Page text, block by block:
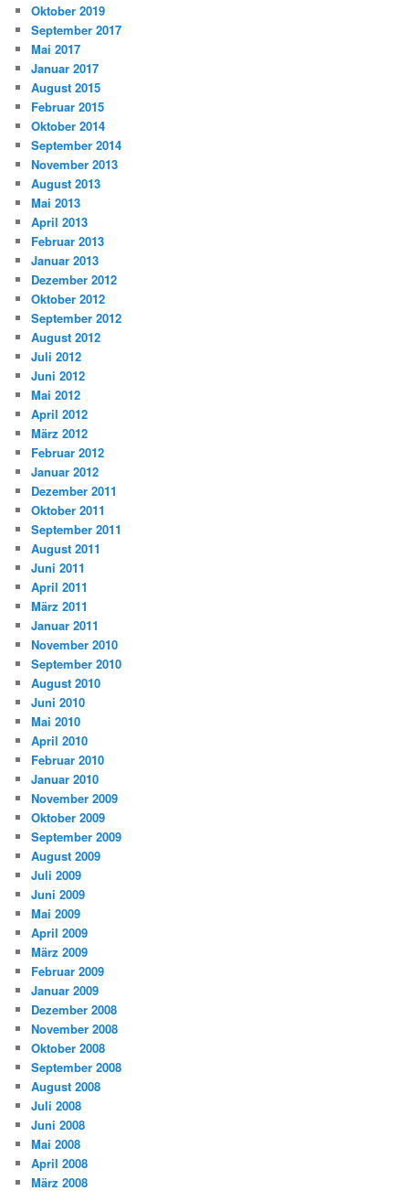
Oktober 2019
September 2017
Mai 2017
Januar 2017
August 2015
Februar 2015
Oktober 2014
September 2014
November 2013
August 2013
Mai 2013
April 2013
Februar 2013
Januar 2013
Dezember 2012
Oktober 2012
September 2012
August 2012
Juli 2012
Juni 2012
Mai 2012
April 2012
März 2012
Februar 2012
Januar 2012
Dezember 2011
Oktober 2011
September 2011
August 2011
Juni 2011
April 2011
März 2011
Januar 2011
November 2010
September 2010
August 2010
Juni 2010
Mai 2010
April 2010
Februar 2010
Januar 2010
November 2009
Oktober 2009
September 2009
August 2009
Juli 2009
Juni 2009
Mai 2009
April 2009
März 2009
Februar 2009
Januar 2009
Dezember 2008
November 2008
Oktober 2008
September 2008
August 2008
Juli 2008
Juni 2008
Mai 2008
April 2008
März 2008